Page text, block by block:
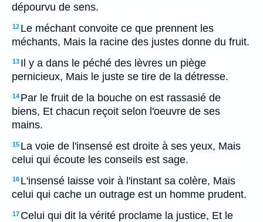
dépourvu de sens.
12 Le méchant convoite ce que prennent les
méchants, Mais la racine des justes donne du fruit.
13 Il y a dans le péché des lèvres un piège
pernicieux, Mais le juste se tire de la détresse.
14 Par le fruit de la bouche on est rassasié de
biens, Et chacun reçoit selon l'oeuvre de ses
mains.
15 La voie de l'insensé est droite à ses yeux, Mais
celui qui écoute les conseils est sage.
16 L'insensé laisse voir à l'instant sa colère, Mais
celui qui cache un outrage est un homme prudent.
17 Celui qui dit la vérité proclame la justice, Et le